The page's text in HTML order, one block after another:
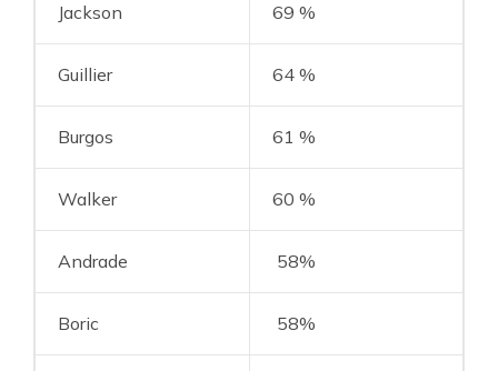
Jackson 69 %
Guillier 64 %
Burgos 61 %
Walker 60 %
Andrade 58%
Boric 58%